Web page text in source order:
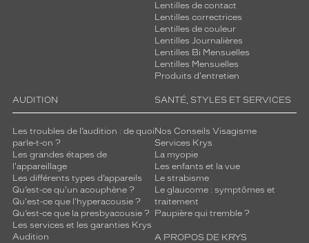
Lentilles de contact
Lentilles correctrices
Lentilles de couleur
Lentilles Journalières
Lentilles Bi Mensuelles
Lentilles Mensuelles
Produits d'entretien
AUDITION
Les troubles de l’audition : de quoi
parle-t-on ?
Les grandes étapes de
l'appareillage
Les différents types d’appareils
Qu’est-ce qu'un acouphène ?
Qu'est-ce que l'hyperacousie ?
Qu’est-ce que la presbyacousie ?
Les services et les garanties Krys
Audition
SANTÉ, STYLES ET SERVICES
Nos Conseils Visagisme
Services Krys
La myopie
Les enfants et la vue
Le strabisme
Le glaucome : symptômes et
traitement
Paupière qui tremble ?
A PROPOS DE KRYS